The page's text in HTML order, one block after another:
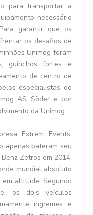
para transportar a
necessário
garantir que os
os desafios de
Unimog foram
guinchos fortes e
de centro de
especialistas do
AS Söder e por
da Unimog.
Extrem Events,
apenas bateram seu
Zetros em 2014,
mundial absoluto
altitude. Segundo
os dois veículos
íngremes e